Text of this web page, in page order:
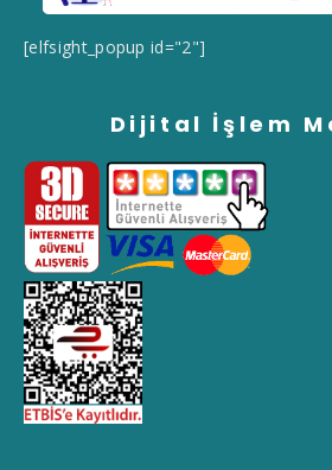
[elfsight_popup id="2"]
Dijital İşlem